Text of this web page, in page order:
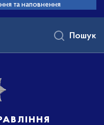
та наповнення
Пошук